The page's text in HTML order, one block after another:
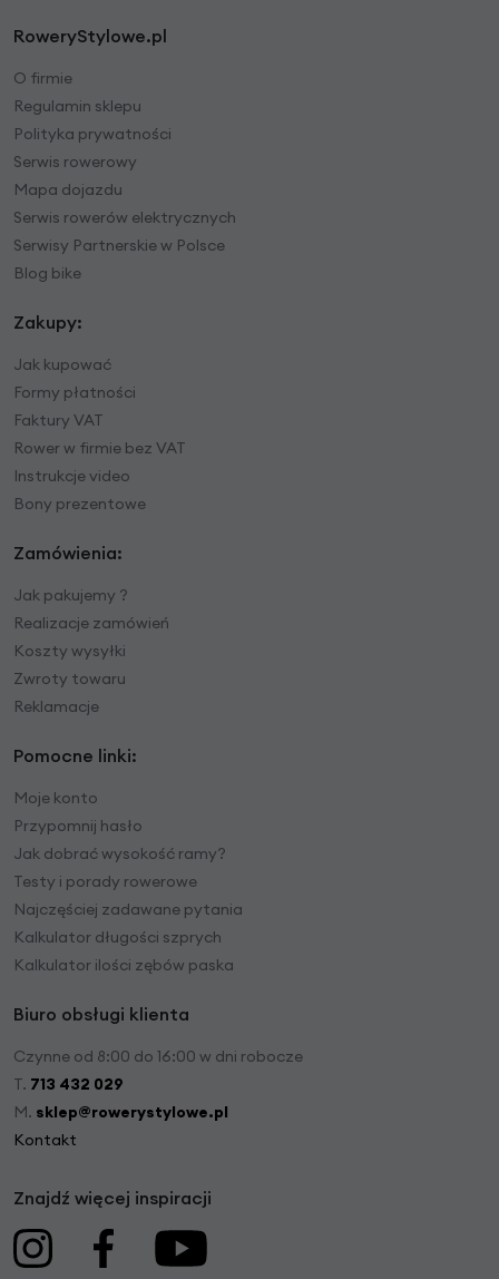
RoweryStylowe.pl
O firmie
Regulamin sklepu
Polityka prywatności
Serwis rowerowy
Mapa dojazdu
Serwis rowerów elektrycznych
Serwisy Partnerskie w Polsce
Blog bike
Zakupy:
Jak kupować
Formy płatności
Faktury VAT
Rower w firmie bez VAT
Instrukcje video
Bony prezentowe
Zamówienia:
Jak pakujemy ?
Realizacje zamówień
Koszty wysyłki
Zwroty towaru
Reklamacje
Pomocne linki:
Moje konto
Przypomnij hasło
Jak dobrać wysokość ramy?
Testy i porady rowerowe
Najczęściej zadawane pytania
Kalkulator długości szprych
Kalkulator ilości zębów paska
Biuro obsługi klienta
Czynne od 8:00 do 16:00 w dni robocze
T. 713 432 029
M. sklep@rowerystylowe.pl
Kontakt
Znajdź więcej inspiracji